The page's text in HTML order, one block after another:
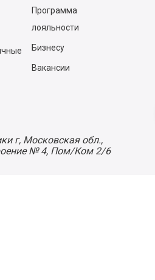
Программа
лояльности
Бизнесу
Вакансии
г, Московская обл.,
№ 4, Пом/Ком 2/6